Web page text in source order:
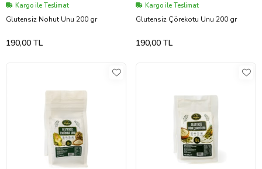
Kargo ile Teslimat
Glutensiz Nohut Unu 200 gr
190,00 TL
Kargo ile Teslimat
Glutensiz Çörekotu Unu 200 gr
190,00 TL